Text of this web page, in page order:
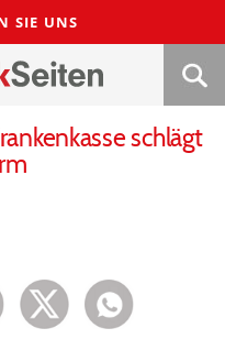
SIE UNS
schlägt